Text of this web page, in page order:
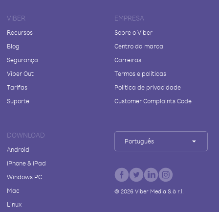
VIBER
Recursos
Blog
Segurança
Viber Out
Tarifas
Suporte
EMPRESA
Sobre o Viber
Centro da marca
Carreiras
Termos e políticas
Política de privacidade
Customer Complaints Code
DOWNLOAD
Android
iPhone & iPad
Windows PC
Mac
Linux
Português
© 2026Viber Media S.à r.l.